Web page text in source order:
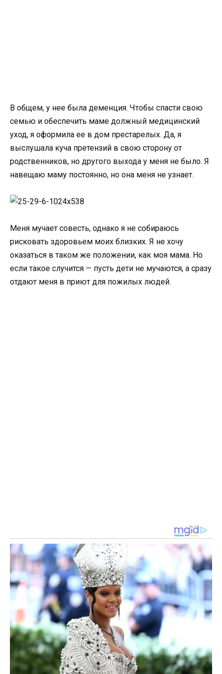
В общем, у нее была деменция. Чтобы спасти свою
семью и обеспечить маме должный медицинский
уход, я оформила ее в дом престарелых. Да, я
выслушала куча претензий в свою сторону от
родственников, но другого выхода у меня не было. Я
навещаю маму постоянно, но она меня не узнает.
Меня мучает совесть, однако я не собираюсь
рисковать здоровьем моих близких. Я не хочу
оказаться в таком же положении, как моя мама. Но
если такое случится — пусть дети не мучаются, а сразу
отдают меня в приют для пожилых людей.